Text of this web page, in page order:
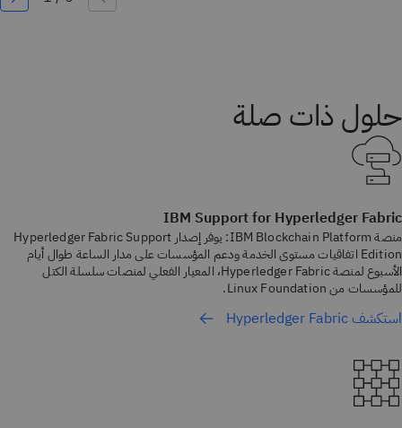
حلول ذات صلة
IBM Support for Hyperledger Fabric
منصة IBM Blockchain Platform: يوفر إصدار Hyperledger Fabric Support
Edition اتفاقيات مستوى الخدمة ودعم المؤسسات على مدار الساعة طوال أيام
الأسبوع لمنصة Hyperledger Fabric، المعيار الفعلي لمنصات سلسلة الكتل
للمؤسسات من Linux Foundation.
استكشف Hyperledger Fabric